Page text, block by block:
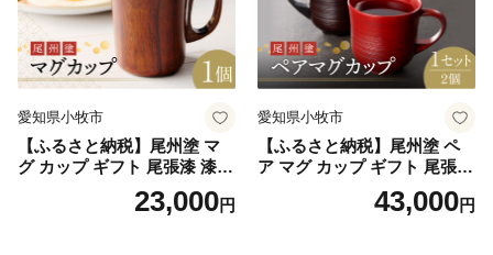
ジ発信に取り組んでいます。
愛知県小牧市
【ふるさと納税】尾州塗 マ
グ カップ ギフト 尾張漆 漆
漆器 漆器工芸 工芸品 芸術性
実用性 抗菌性 美味しく安全
23,000円
愛知県小牧市
【ふるさと納税】尾州塗 ペ
ア マグ カップ ギフト 尾張漆
漆 漆器 漆器工芸 工芸品 芸術
性 実用性 抗菌性 美味しく安
43,000円